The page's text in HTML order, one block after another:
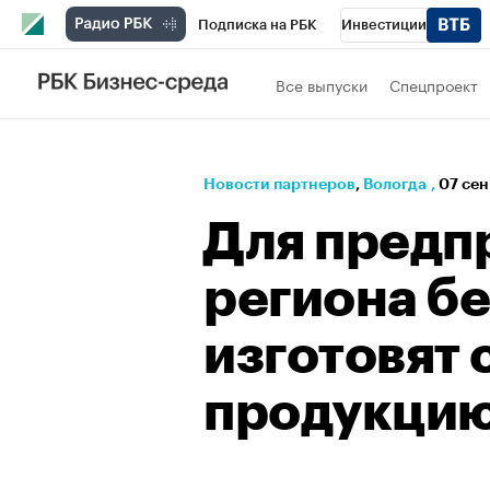
Подписка на РБК Инвестиции
РБК Вино
Проверка контрагентов
Все выпуски Спецпроект
Новости партнеров⁠, Вологда , 07 сен
Для
региона